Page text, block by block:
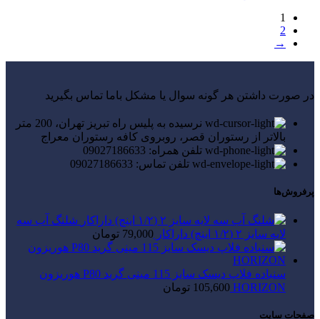
1
2
→
در صورت داشتن هر گونه سوال یا مشکل باما تماس بگیرید
نرسیده به پلیس راه تبریز تهران، 200 متر
بالاتر از رستوران قصر، روبروی کافه رستوران معراج
تلفن همراه: 09027186633
تلفن تماس: 09027186633
پرفروش‌ها
شلنگ آب سه
لایه سایز ۲ (۱/۲ اینچ) داراکار
79,000 تومان
سنباده فلاپ دیسک سایز 115 مینی گرید P80 هوریزون
HORIZON
105,600 تومان
صفحات سایت